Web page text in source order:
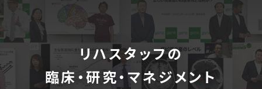
リハスタッフの
臨床・研究・マネジメント